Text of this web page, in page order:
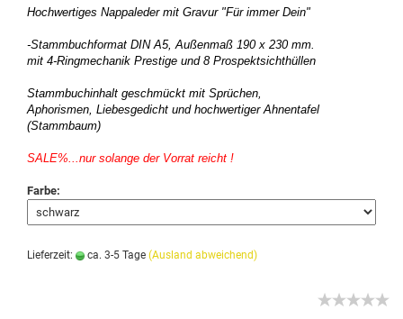
Hochwertiges Nappaleder mit Gravur "Für immer Dein"
-Stammbuchformat DIN A5,Außenmaß 190 x 230 mm.
mit 4-Ringmechanik Prestige und 8 Prospektsichthüllen
Stammbuchinhalt geschmückt mit Sprüchen,
Aphorismen, Liebesgedicht und hochwertiger Ahnentafel
(Stammbaum)
SALE%...nur solange der Vorrat reicht !
Farbe:
Lieferzeit: ca. 3-5 Tage (Ausland abweichend)